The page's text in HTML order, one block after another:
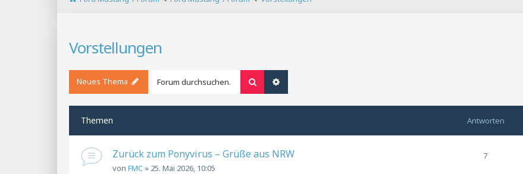
Vorstellungen
Neues Thema Suche
Themen Antworten
Zurück zum Ponyvirus – Grüße aus NRW
von FMC » 25. Mai 2026, 10:05
7